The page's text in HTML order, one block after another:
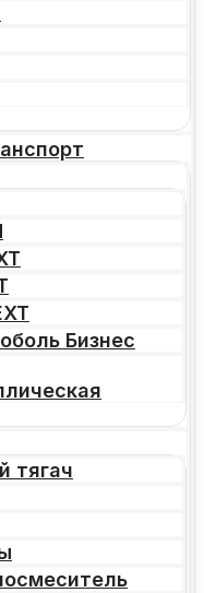
Бизнес
тягач